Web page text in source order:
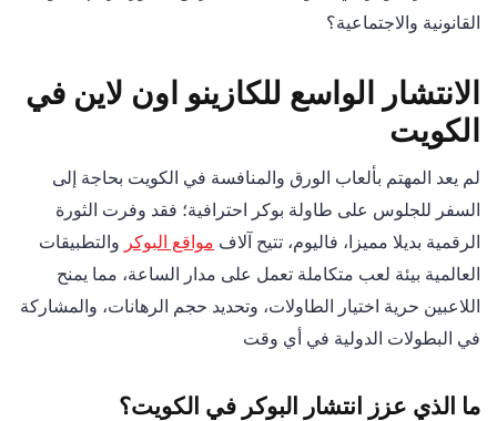
القانونية والاجتماعية؟
الانتشار الواسع للكازينو اون لاين في
الكويت
لم يعد المهتم بألعاب الورق والمنافسة في الكويت بحاجة إلى
السفر للجلوس على طاولة بوكر احترافية؛ فقد وفرت الثورة
الرقمية بديلا مميزا، فاليوم، تتيح آلاف مواقع البوكر والتطبيقات
العالمية بيئة لعب متكاملة تعمل على مدار الساعة، مما يمنح
اللاعبين حرية اختيار الطاولات، وتحديد حجم الرهانات، والمشاركة
في البطولات الدولية في أي وقت
ما الذي عزز انتشار البوكر في الكويت؟